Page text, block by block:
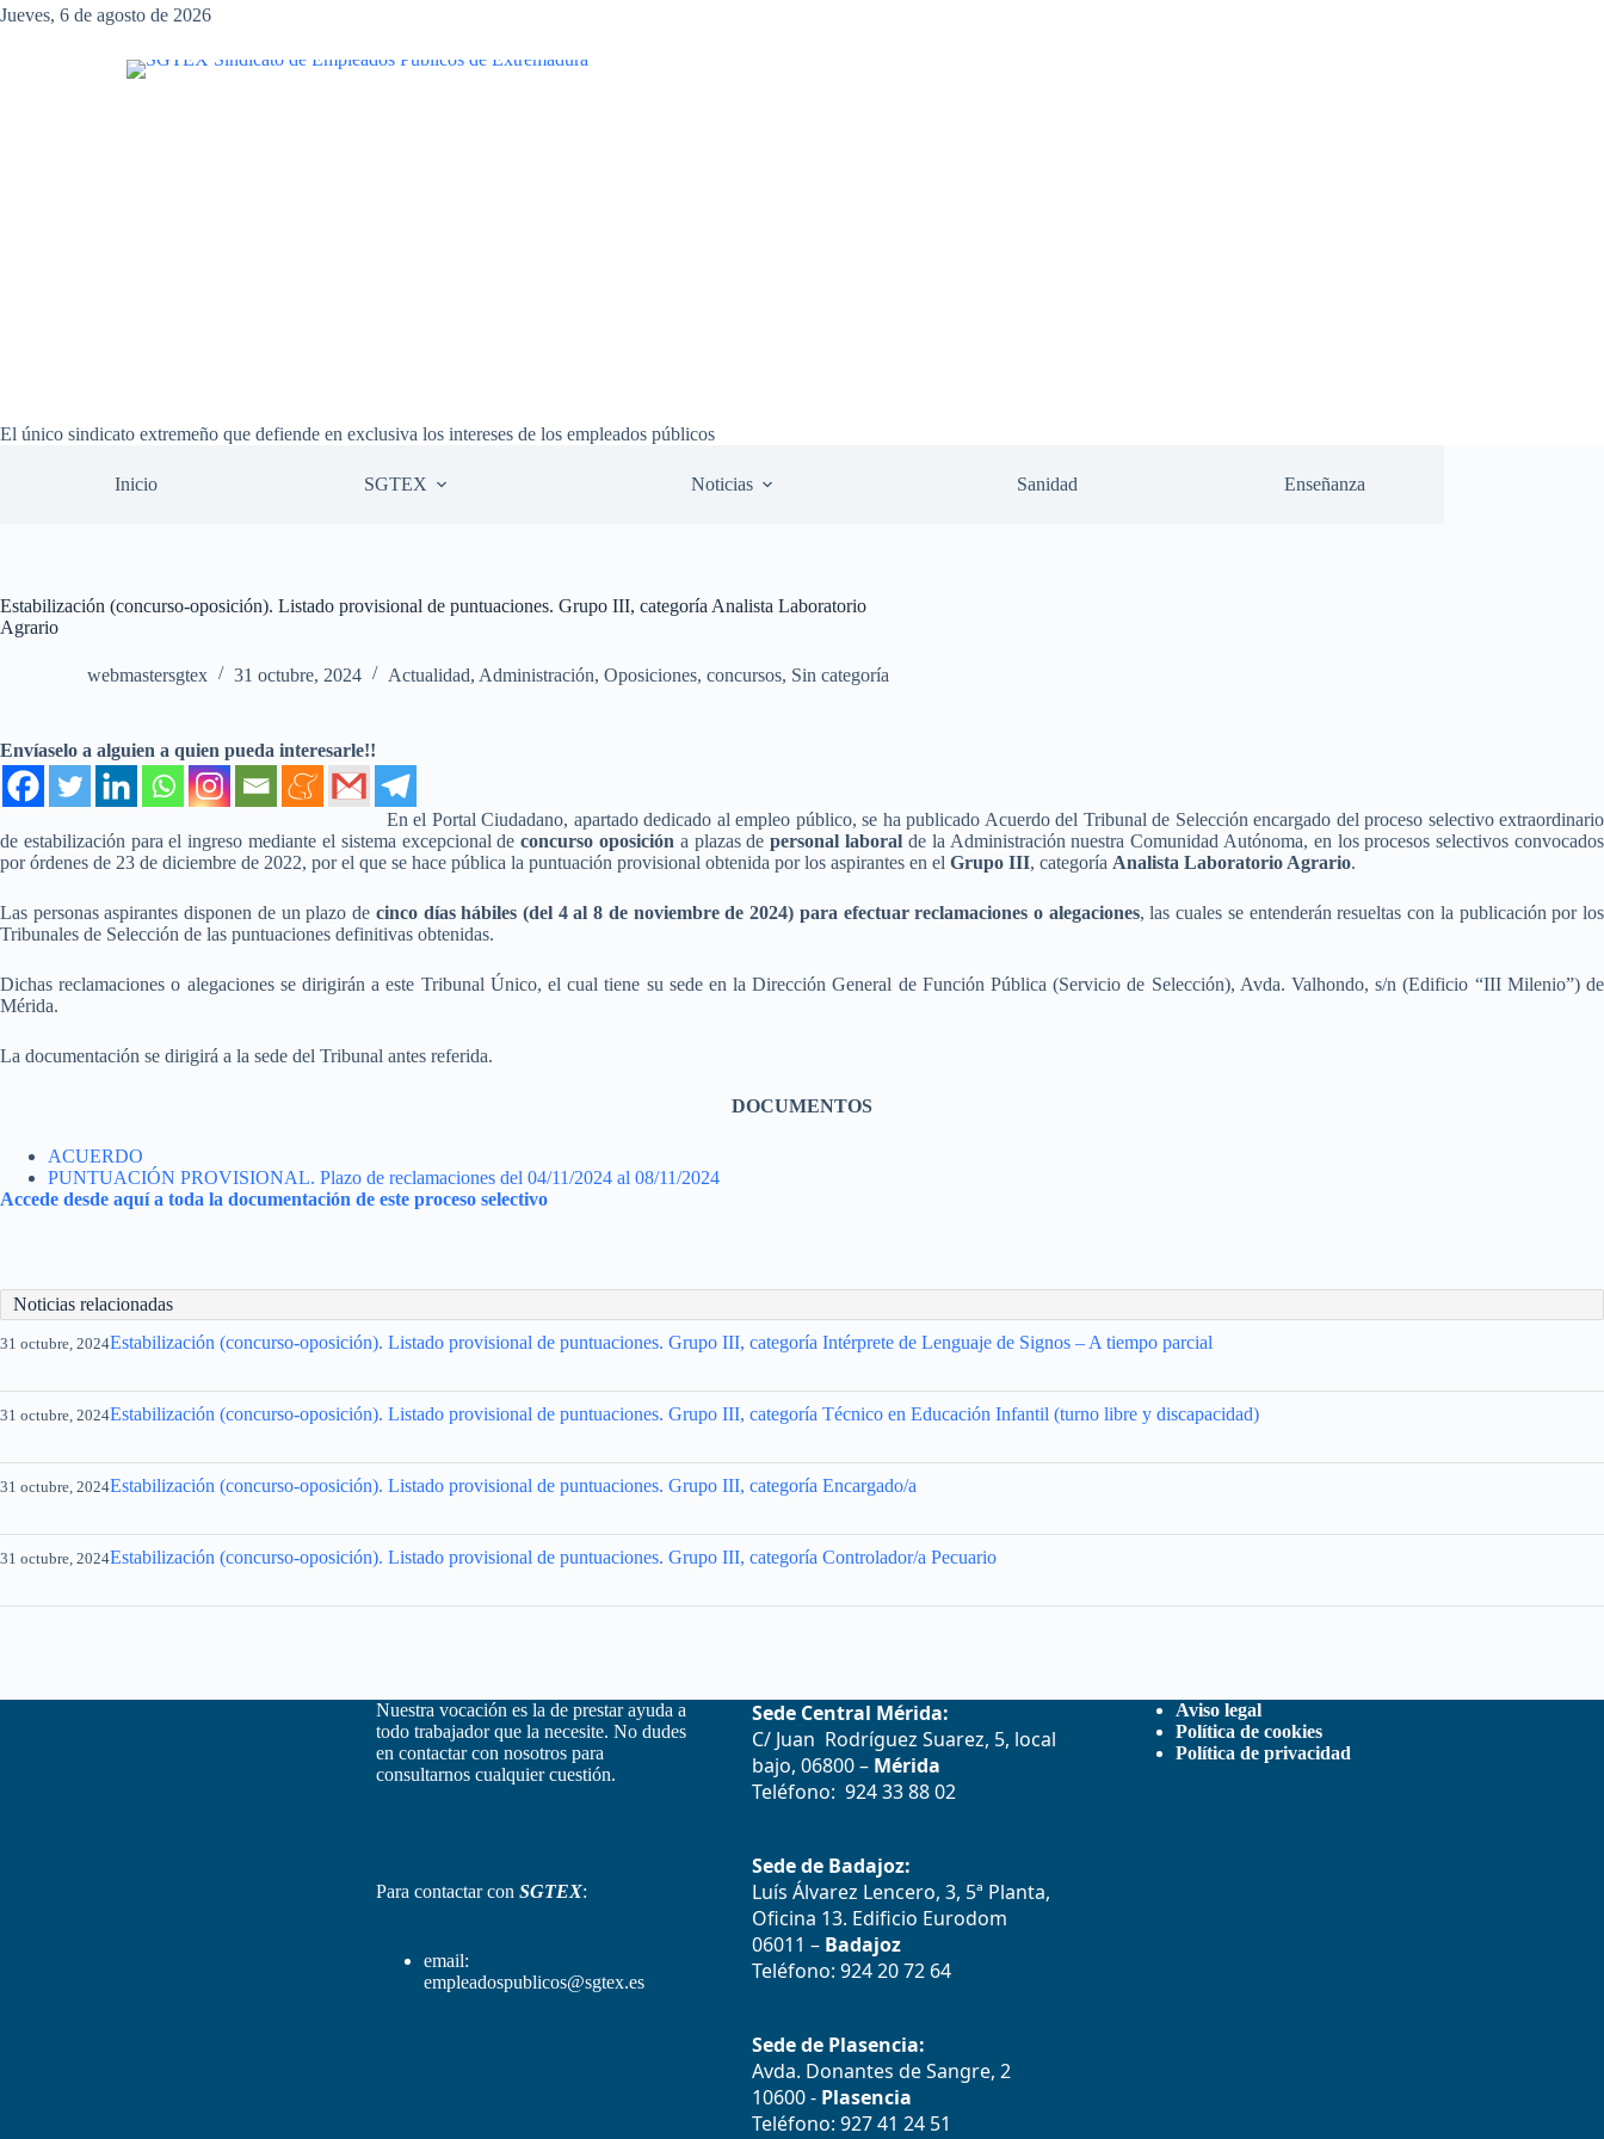
Saltar
Jueves, 6 de agosto de 2026
El único sindicato extremeño que defiende en exclusiva los intereses de los empleados públicos
Inicio SGTEX Noticias Sanidad Enseñanza
Estabilización (concurso-oposición). Listado provisional de puntuaciones. Grupo III, categoría Analista Laboratorio
Agrario
webmastersgtex 31 octubre, 2024 Actualidad, Administración, Oposiciones, concursos, Sin categoría
Envíaselo a alguien a quien pueda interesarle!!
En el Portal Ciudadano, apartado dedicado al empleo público, se ha publicado Acuerdo del Tribunal de Selección encargado del proceso selectivo extraordinario
de estabilización para el ingreso mediante el sistema excepcional deconcurso oposición a plazas depersonal laboral de la Administración nuestra Comunidad Autónoma, en los procesos selectivos convocados
por órdenes de 23 de diciembre de 2022, por el que se hace pública la puntuación provisional obtenida por los aspirantes en el Grupo III, categoría Analista Laboratorio Agrario.
Las personas aspirantes disponen de un plazo de cinco días hábiles (del 4 al 8 de noviembre de 2024) para efectuar reclamaciones o alegaciones, las cuales se entenderán resueltas con la publicación por los
Tribunales de Selección de las puntuaciones definitivas obtenidas.
Dichas reclamaciones o alegaciones se dirigirán a este Tribunal Único, el cual tiene su sede en la Dirección General de Función Pública (Servicio de Selección), Avda. Valhondo, s/n (Edificio “III Milenio”) de
Mérida.
La documentación se dirigirá a la sede del Tribunal antes referida.
DOCUMENTOS
ACUERDO
PUNTUACIÓN PROVISIONAL. Plazo de reclamaciones del 04/11/2024 al 08/11/2024
Accede desde aquí a toda la documentación de este proceso selectivo
Noticias relacionadas
31 octubre, 2024Estabilización (concurso-oposición). Listado provisional de puntuaciones. Grupo III, categoría Intérprete de Lenguaje de Signos – A tiempo parcial
31 octubre, 2024Estabilización (concurso-oposición). Listado provisional de puntuaciones. Grupo III, categoría Técnico en Educación Infantil (turno libre y discapacidad)
31 octubre, 2024Estabilización (concurso-oposición). Listado provisional de puntuaciones. Grupo III, categoría Encargado/a
31 octubre, 2024Estabilización (concurso-oposición). Listado provisional de puntuaciones. Grupo III, categoría Controlador/a Pecuario
Nuestra vocación es la de prestar ayuda a
todo trabajador que la necesite. No dudes
en contactar con nosotros para
consultarnos cualquier cuestión.
Para contactar con SGTEX:
email:
empleadospublicos@sgtex.es
Sede Central Mérida:
C/ Juan Rodríguez Suarez, 5, local
bajo, 06800 – Mérida
Teléfono: 924 33 88 02
Sede de Badajoz:
Luís Álvarez Lencero, 3, 5ª Planta,
Oficina 13. Edificio Eurodom
06011 – Badajoz
Teléfono: 924 20 72 64
Sede de Plasencia:
Avda. Donantes de Sangre, 2
10600 -Plasencia
Teléfono: 927 41 24 51
Aviso legal
Política de cookies
Política de privacidad